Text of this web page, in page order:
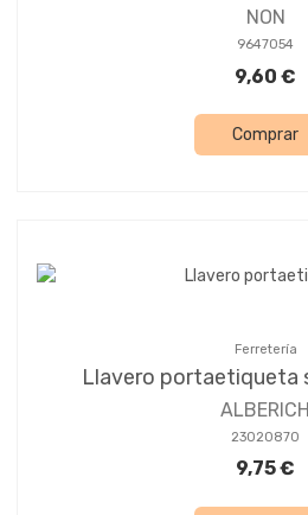
NON
9647054
9,60 €
Comprar
Ferretería
Llavero portaetiqueta
ALBERICH
23020870
9,75 €